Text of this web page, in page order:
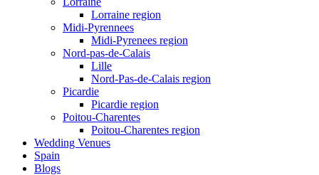
Lorraine region
Midi-Pyrennees
Midi-Pyrenees region
Nord-pas-de-Calais
Lille
Nord-Pas-de-Calais region
Picardie
Picardie region
Poitou-Charentes
Poitou-Charentes region
Wedding Venues
Spain
Blogs